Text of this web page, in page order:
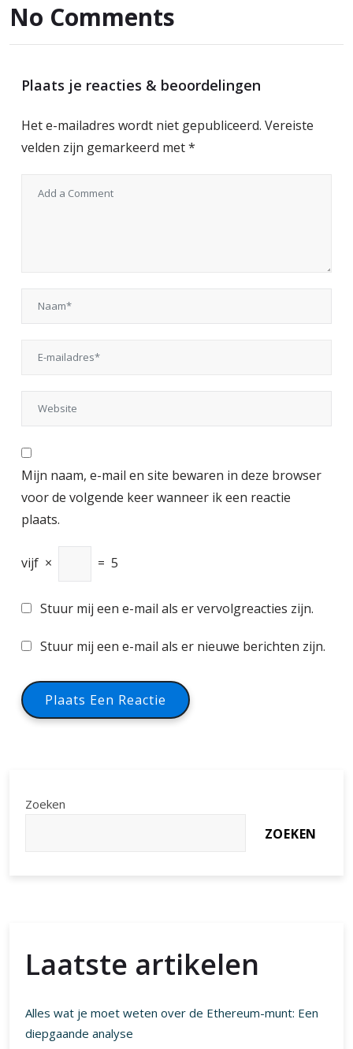
No Comments
Plaats je reacties & beoordelingen
Het e-mailadres wordt niet gepubliceerd. Vereiste
velden zijn gemarkeerd met*
Mijn naam, e-mail en site bewaren in deze browser
voor de volgende keer wanneer ik een reactie
plaats.
vijf × = 5
Stuur mij een e-mail als er vervolgreacties zijn.
Stuur mij een e-mail als er nieuwe berichten zijn.
Zoeken
ZOEKEN
Laatste artikelen
Alles wat je moet weten over de Ethereum-munt: Een
diepgaande analyse